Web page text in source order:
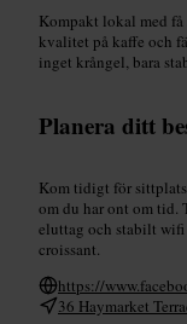
Kompakt lokal med
kvalitet på kaffe och
inget krångel, bara
Planera ditt
Kom tidigt för
om du har ont om tid.
eluttag och stabilt wifi
croissant.
https://
36 Haymarket